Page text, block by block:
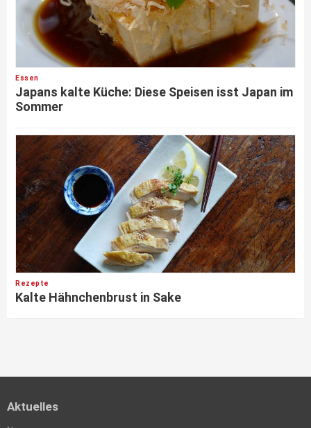
Essen
Japans kalte Küche: Diese Speisen isst Japan im
Sommer
Rezepte
Kalte Hähnchenbrust in Sake
Aktuelles